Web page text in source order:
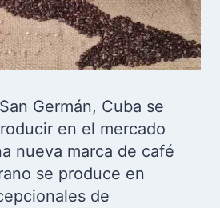
Germán, Cuba se
en el mercado
nueva marca de café
se produce en
de